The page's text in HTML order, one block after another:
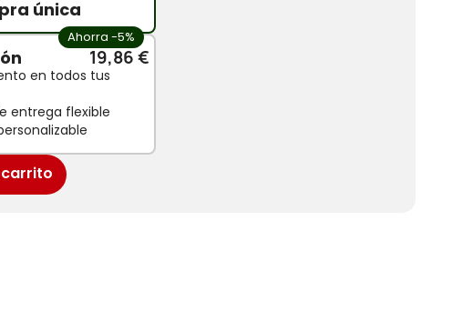
única
Ahorra -5%
19,86 €
en todos tus
entrega flexible